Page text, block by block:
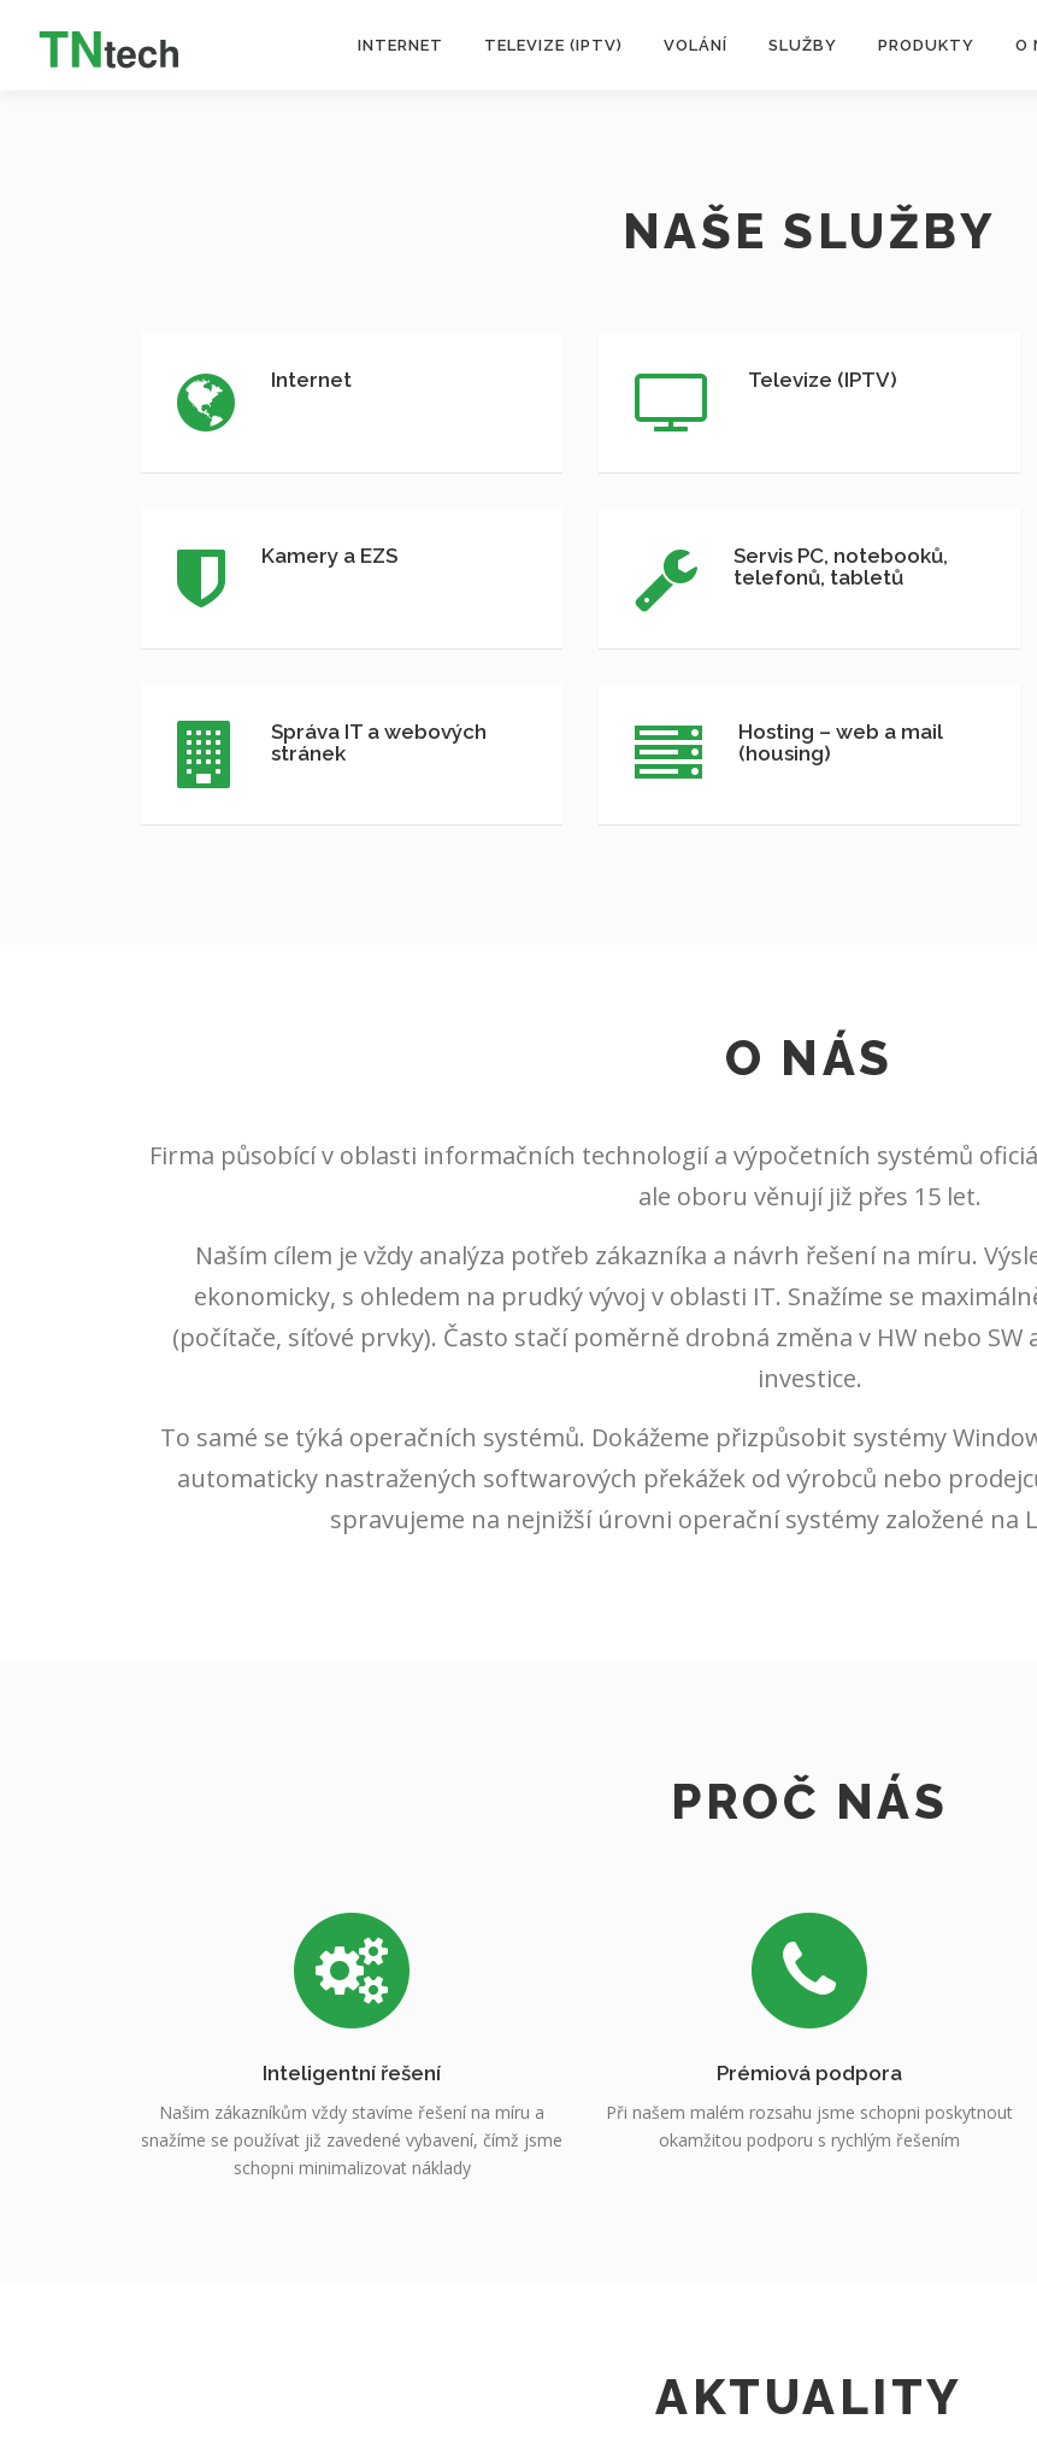
INTERNET TELEVIZE (IPTV) VOLÁNÍ SLUŽBY PRODUKTY O
NAŠE SLUŽBY
Internet Televize (IPTV)
Kamery a EZS
Servis PC, notebooků,
telefonů, tabletů
Správa IT a webových
stránek
Hosting – web a mail
(housing)
O NÁS
Firma působící v oblasti informačních technologií a výpočetních systémů
ale oboru věnují již přes 15 let.
Naším cílem je vždy analýza potřeb zákazníka a návrh řešení na míru.
ekonomicky, s ohledem na prudký vývoj v oblasti IT. Snažíme se
(počítače, síťové prvky). Často stačí poměrně drobná změna v HW nebo
investice.
To samé se týká operačních systémů. Dokážeme přizpůsobit systémy
automaticky nastražených softwarových překážek od výrobců nebo
spravujeme na nejnižší úrovni operační systémy založené na
PROČ NÁS
Inteligentní řešení
Našim zákazníkům vždy stavíme řešení na míru a
snažíme se používat již zavedené vybavení, čímž jsme
schopni minimalizovat náklady
Prémiová podpora
Při našem malém rozsahu jsme schopni poskytnout
okamžitou podporu s rychlým řešením
AKTUALITY